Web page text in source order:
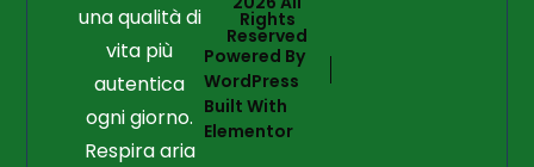
una qualità di
vita più
autentica
ogni giorno.
Respira aria
Rights
Reserved
Powered By
WordPress
Built With
Elementor